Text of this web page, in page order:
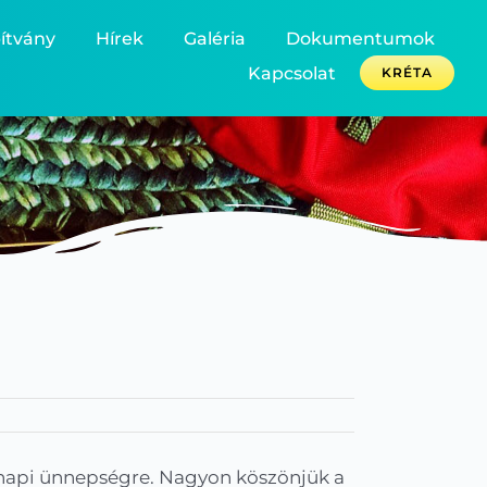
Hírek Galéria
Dokumentumok
Kapcsolat
KRÉTA
ünnepségre. Nagyon köszönjük a